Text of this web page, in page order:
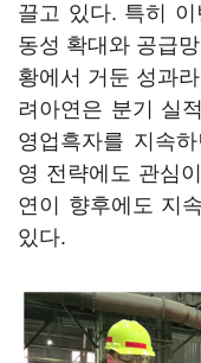
끌고 있다. 특히
동성 확대와 공급
황에서 거둔 성과
려아연은 분기 실
영업흑자를 지속
영 전략에도 관심
연이 향후에도 지
있다.